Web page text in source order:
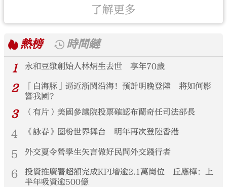
了解更多
熱榜
時間鏈
1
永和豆漿創始人林炳生去世 享年70歲
2
「白海豚」逼近浙閩沿海！預計明晚登陸 將如何影
響我國？
3 （有片）美國參議院投票確認布蘭奇任司法部長
4 《詠春》圈粉世界舞台 明年再次登陸香港
5 外交夏令營學生矢言做好民間外交踐行者
6
投資推廣署超額完成KPI增逾2.1萬崗位 丘應樺：上
半年吸資逾500億